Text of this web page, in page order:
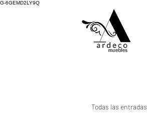
G-6GEMD2LY9Q
Todas las entradas